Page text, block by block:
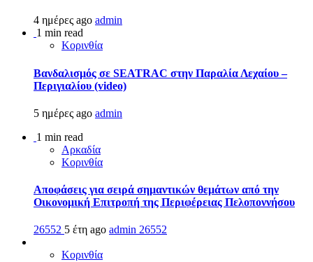
4 ημέρες ago admin
1 min read
Κορινθία
Βανδαλισμός σε SEATRAC στην Παραλία Λεχαίου –
Περιγιαλίου (video)
5 ημέρες ago admin
1 min read
Αρκαδία
Κορινθία
Αποφάσεις για σειρά σημαντικών θεμάτων από την
Οικονομική Επιτροπή της Περιφέρειας Πελοποννήσου
26552 5 έτη ago admin 26552
Κορινθία